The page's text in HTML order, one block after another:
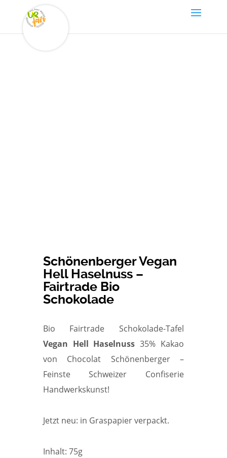
Schönenberger Vegan
Hell Haselnuss –
Fairtrade Bio
Schokolade
Bio Fairtrade Schokolade-Tafel
Vegan Hell Haselnuss 35% Kakao
von Chocolat Schönenberger –
Feinste Schweizer Confiserie
Handwerkskunst!
Jetzt neu: in Graspapier verpackt.
Inhalt: 75g